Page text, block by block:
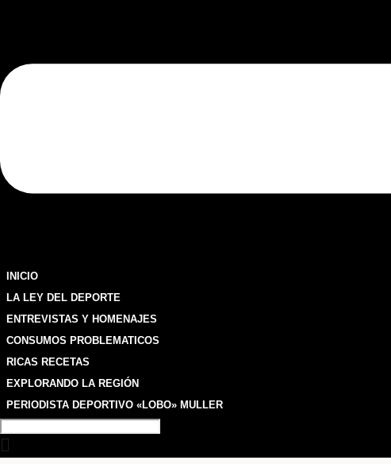
INICIO
LA LEY DEL DEPORTE
ENTREVISTAS Y HOMENAJES
CONSUMOS PROBLEMATICOS
RICAS RECETAS
EXPLORANDO LA REGIÓN
PERIODISTA DEPORTIVO «LOBO» MULLER